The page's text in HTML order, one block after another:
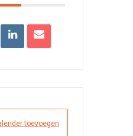
toevoegen